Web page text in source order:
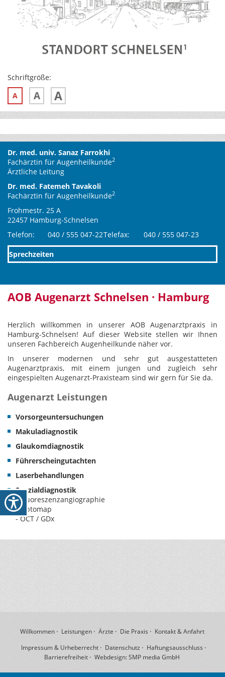
Schriftgröße:
A
A A
Dr. med. univ. Sanaz Farrokhi
Fachärztin für Augenheilkunde2
Ärztliche Leitung
Dr. med. Fatemeh Tavakoli
Fachärztin für Augenheilkunde2
Frohmestr. 25 A
22457 Hamburg-Schnelsen
Telefon:
040 / 555 047-22Telefax: 040 / 555 047-23
Sprechzeiten
AOB Augenarzt Schnelsen · Hamburg
Herzlich willkommen in unserer AOB Augenarztpraxis in
Hamburg-Schnelsen! Auf dieser Website stellen wir Ihnen
unseren Fachbereich Augenheilkunde näher vor.
In unserer modernen und sehr gut ausgestatteten
Augenarztpraxis, mit einem jungen und zugleich sehr
eingespielten Augenarzt-Praxisteam sind wir gern für Sie da.
Augenarzt Leistungen
Vorsorgeuntersuchungen
Makuladiagnostik
Glaukomdiagnostik
Führerscheingutachten
Laserbehandlungen
Spezialdiagnostik
- Fluoreszenzangiographie
- Optomap
- OCT / GDx
Willkommen Leistungen Ärzte Die Praxis
Kontakt & Anfahrt
Impressum & Urheberrecht
Datenschutz
Haftungsausschluss
Barrierefreiheit
Webdesign: SMP media GmbH